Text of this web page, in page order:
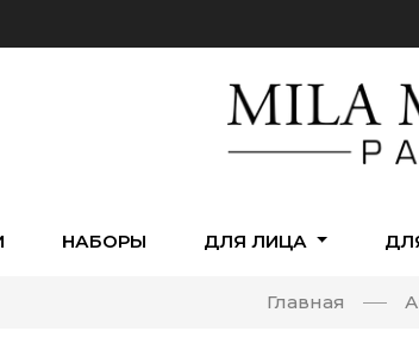
НАБОРЫ ДЛЯ ЛИЦА
Главная